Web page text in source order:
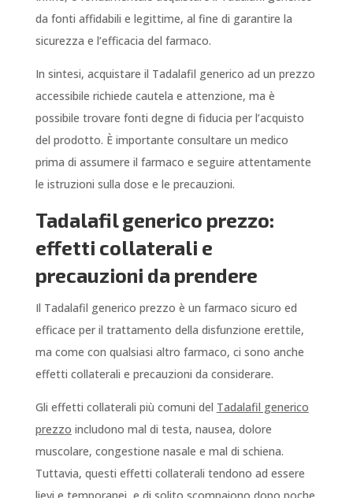
da fonti affidabili e legittime, al fine di garantire la
sicurezza e l’efficacia del farmaco.
In sintesi, acquistare il Tadalafil generico ad un prezzo
accessibile richiede cautela e attenzione, ma è
possibile trovare fonti degne di fiducia per l’acquisto
del prodotto. È importante consultare un medico
prima di assumere il farmaco e seguire attentamente
le istruzioni sulla dose e le precauzioni.
Tadalafil generico prezzo:
effetti collaterali e
precauzioni da prendere
Il Tadalafil generico prezzo è un farmaco sicuro ed
efficace per il trattamento della disfunzione erettile,
ma come con qualsiasi altro farmaco, ci sono anche
effetti collaterali e precauzioni da considerare.
Gli effetti collaterali più comuni del Tadalafil generico
prezzo includono mal di testa, nausea, dolore
muscolare, congestione nasale e mal di schiena.
Tuttavia, questi effetti collaterali tendono ad essere